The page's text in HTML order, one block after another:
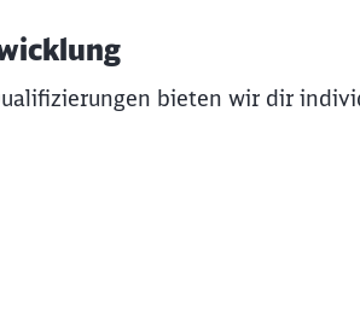
bieten wir dir